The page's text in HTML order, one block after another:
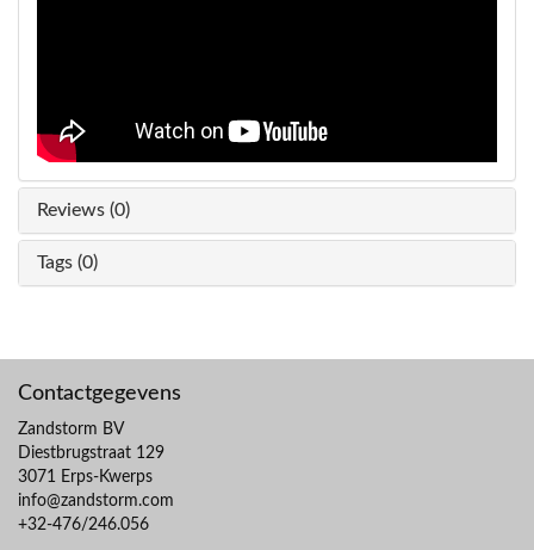
Reviews (0)
Tags (0)
Contactgegevens
Zandstorm BV
Diestbrugstraat 129
3071 Erps-Kwerps
info@zandstorm.com
+32-476/246.056